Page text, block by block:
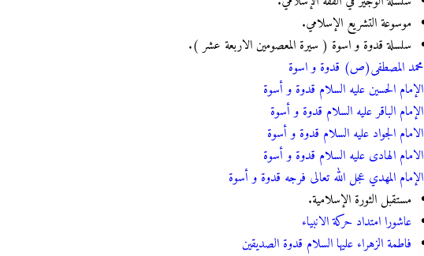
موسوعة التشريع الإسلامي.
سلسلة قدوة و اسوة ( سيرة المعصومين الاربعة عشر ).
محمد المصطفى(ص) قدوة و اسوة
الإمام الحسين عليه السلام قدوة و أسوة
الإمام الباقر عليه السلام قدوة و أسوة
الامام الجواد عليه السلام قدوة و أسوة
الامام الهادى عليه السلام قدوة و أسوة
الإمام المهدي عجل الله تعالى فرجه قدوة و أسوة
مستقبل الثورة الإسلامية.
عاشورا امتداد حركة الانبياء
فاطمة الزهراء عليها السلام قدوة الصديقين